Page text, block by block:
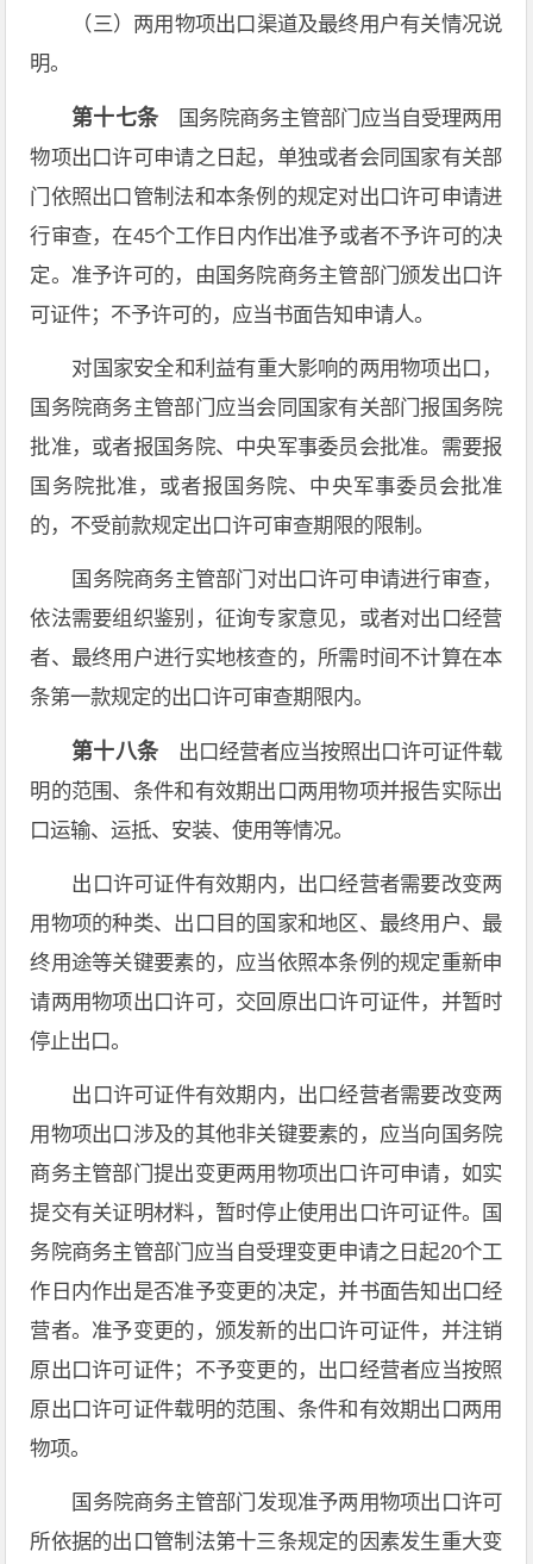
（三）两用物项出口渠道及最终用户有关情况说
明。
第十七条国务院商务主管部门应当自受理两用
物项出口许可申请之日起，单独或者会同国家有关部
门依照出口管制法和本条例的规定对出口许可申请进
行审查，在45个工作日内作出准予或者不予许可的决
定。准予许可的，由国务院商务主管部门颁发出口许
可证件；不予许可的，应当书面告知申请人。
对国家安全和利益有重大影响的两用物项出口，
国务院商务主管部门应当会同国家有关部门报国务院
批准，或者报国务院、中央军事委员会批准。需要报
国务院批准，或者报国务院、中央军事委员会批准
的，不受前款规定出口许可审查期限的限制。
国务院商务主管部门对出口许可申请进行审查，
依法需要组织鉴别，征询专家意见，或者对出口经营
者、最终用户进行实地核查的，所需时间不计算在本
条第一款规定的出口许可审查期限内。
第十八条出口经营者应当按照出口许可证件载
明的范围、条件和有效期出口两用物项并报告实际出
口运输、运抵、安装、使用等情况。
出口许可证件有效期内，出口经营者需要改变两
用物项的种类、出口目的国家和地区、最终用户、最
终用途等关键要素的，应当依照本条例的规定重新申
请两用物项出口许可，交回原出口许可证件，并暂时
停止出口。
出口许可证件有效期内，出口经营者需要改变两
用物项出口涉及的其他非关键要素的，应当向国务院
商务主管部门提出变更两用物项出口许可申请，如实
提交有关证明材料，暂时停止使用出口许可证件。国
务院商务主管部门应当自受理变更申请之日起20个工
作日内作出是否准予变更的决定，并书面告知出口经
营者。准予变更的，颁发新的出口许可证件，并注销
原出口许可证件；不予变更的，出口经营者应当按照
原出口许可证件载明的范围、条件和有效期出口两用
物项。
国务院商务主管部门发现准予两用物项出口许可
所依据的出口管制法第十三条规定的因素发生重大变